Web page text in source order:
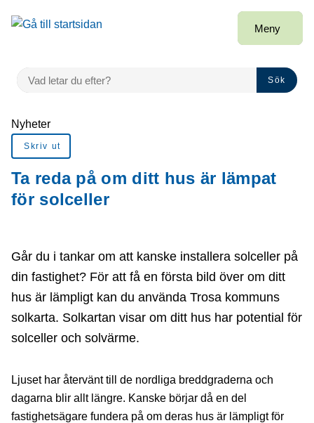
Gå till innehåll
Meny
VAD LETAR DU EFTER?
Sök
Du är här:
Nyheter
Skriv ut
Ta reda på om ditt hus är lämpat
för solceller
Går du i tankar om att kanske installera solceller på
din fastighet? För att få en första bild över om ditt
hus är lämpligt kan du använda Trosa kommuns
solkarta. Solkartan visar om ditt hus har potential för
solceller och solvärme.
Ljuset har återvänt till de nordliga breddgraderna och
dagarna blir allt längre. Kanske börjar då en del
fastighetsägare fundera på om deras hus är lämpligt för